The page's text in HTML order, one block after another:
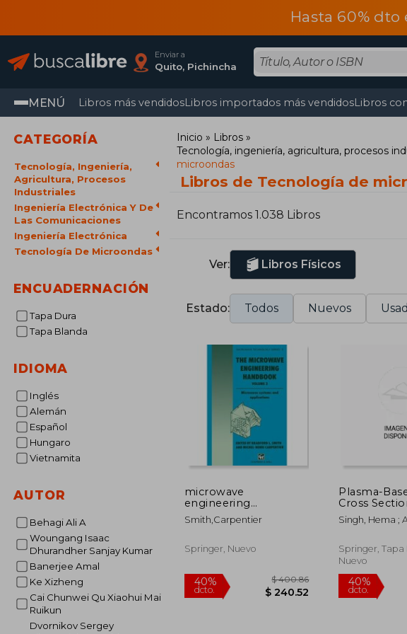
Hasta 60%
Enviar a
Quito, Pichincha
MENÚ Libros más vendidosLibros importados más vendidosLibros
CATEGORÍA
Tecnología, Ingeniería,
Agricultura, Procesos
Industriales
Ingeniería Electrónica Y De
Las Comunicaciones
Ingeniería Electrónica
Tecnología De Microondas
ENCUADERNACIÓN
Tapa Dura
Tapa Blanda
IDIOMA
Inglés
Alemán
Español
Hungaro
Vietnamita
AUTOR
Behagi Ali A
Woungang Isaac
Dhurandher Sanjay Kumar
Banerjee Amal
Ke Xizheng
Cai Chunwei Qu Xiaohui Mai
Ruikun
Dvornikov Sergey
Inicio
Libros
Tecnología, ingeniería, agricultura, procesos
microondas
Libros de Tecnología de
Encontramos 1.038 Libros
Ver: Libros Físicos
Estado: Todos Nuevos
microwave
engineering
handbook volume 3
(en Inglés)
Smith,carpentier
Springer, Nuevo
Plasma-
Cross
Reduction
Singh, Hema ;
Springer, Tapa
Nuevo